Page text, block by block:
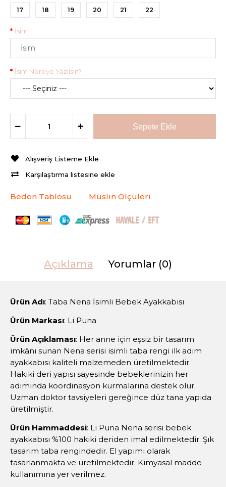
17 18 19 20 21 22
İsim
İsim Nereye Yazılsın?
Alışveriş Listeme Ekle
Karşılaştırma listesine ekle
Beden Tablosu Müslin Ölçüleri
Açıklama Yorumlar (0)
Ürün Adı: Taba Nena İsimli Bebek Ayakkabısı
Ürün Markası: Li Puna
Ürün Açıklaması: Her anne için eşsiz bir tasarım
imkânı sunan Nena serisi isimli taba rengi ilk adım
ayakkabısı kaliteli malzemeden üretilmektedir.
Hakiki deri yapısı sayesinde bebeklerinizin her
adımında koordinasyon kurmalarına destek olur.
Uzman doktor tavsiyeleri gereğince düz tana yapıda
üretilmiştir.
Ürün Hammaddesi: Li Puna Nena serisi bebek
ayakkabısı %100 hakiki deriden imal edilmektedir. Şık
tasarım taba rengindedir. El yapımı olarak
tasarlanmakta ve üretilmektedir. Kimyasal madde
kullanımına yer verilmez.